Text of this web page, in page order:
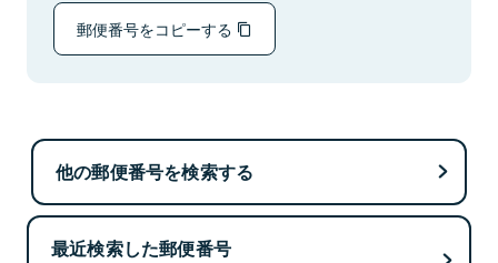
郵便番号をコピーする
他の郵便番号を検索する
最近検索した郵便番号